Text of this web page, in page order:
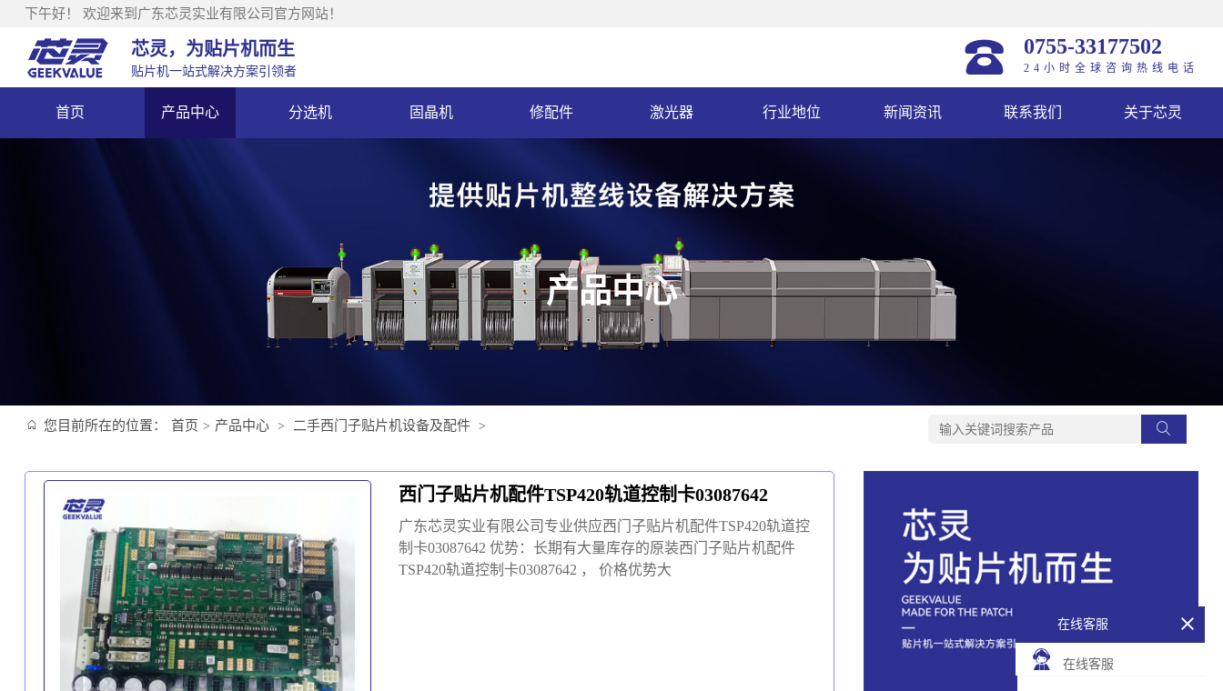
下午好！ 欢迎来到广东芯灵实业有限公司官方网站！
芯灵，为贴片机而生
贴片机一站式解决方案引领者
0755-33177502
24小时全球咨询热线电话
首页 产品中心 分选机 固晶机 修配件 激光器 行业地位 新闻资讯 联系我们 关于芯灵
产品中心
您目前所在的位置： 首页 > 产品中心 > 二手西门子贴片机设备及配件 >
西门子贴片机配件TSP420轨道控制卡03087642
广东芯灵实业有限公司专业供应西门子贴片机配件TSP420轨道控
制卡03087642 优势：长期有大量库存的原装西门子贴片机配件
TSP420轨道控制卡03087642 ， 价格优势大
在线客服
在线客服